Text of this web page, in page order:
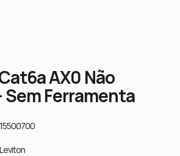
AX0 Não
Sem Ferramenta
15500700
Leviton